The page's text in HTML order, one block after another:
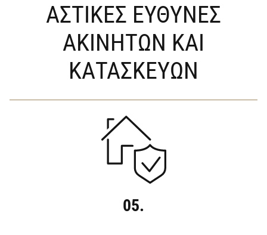
ΑΣΤΙΚΕΣ ΕΥΘΥΝΕΣ
ΑΚΙΝΗΤΩΝ ΚΑΙ
ΚΑΤΑΣΚΕΥΩΝ
05.